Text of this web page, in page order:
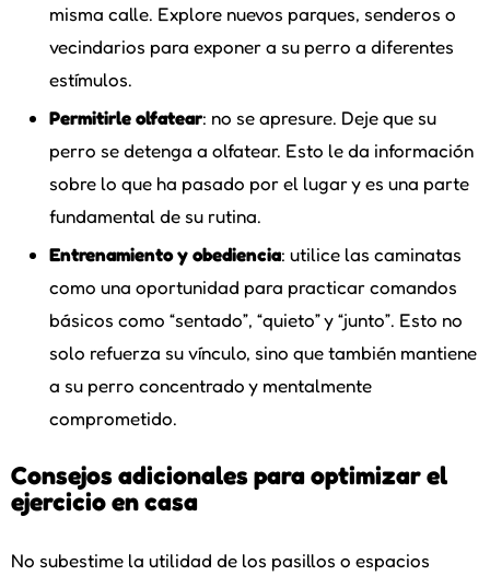
misma calle. Explore nuevos parques, senderos o
vecindarios para exponer a su perro a diferentes
estímulos.
Permitirle olfatear: no se apresure. Deje que su
perro se detenga a olfatear. Esto le da información
sobre lo que ha pasado por el lugar y es una parte
fundamental de su rutina.
Entrenamiento y obediencia: utilice las caminatas
como una oportunidad para practicar comandos
básicos como “sentado”, “quieto” y “junto”. Esto no
solo refuerza su vínculo, sino que también mantiene
a su perro concentrado y mentalmente
comprometido.
Consejos adicionales para optimizar el
ejercicio en casa
No subestime la utilidad de los pasillos o espacios